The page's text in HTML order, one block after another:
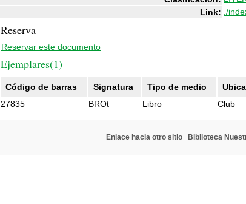
Link: ./
Reserva
Reservar este documento
Ejemplares(1)
Código de barras Signatura Tipo de medio
27835
BROt Libro Club
Enlace hacia otro sitio Biblioteca